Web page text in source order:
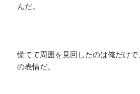
んだ。
慌てて周囲を見回したのは俺だけ
の表情だ。